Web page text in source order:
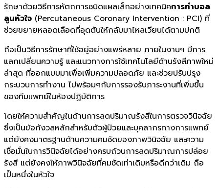
รักษาด้วยวิธีการหัตถการชนิดแผลเล็กอย่างเทคนิคการทำบอล
ลูนหัวใจ (Percutaneous Coronary Intervention : PCI) ที่
ช่วยขยายหลอดเลือดที่อุดตันให้กลับมาไหลเวียนได้ตามปกติ
ถือเป็นวิธีการรักษาที่ใช้อยู่อย่างแพร่หลาย ภายในงานฯ มีการ
แลกเปลี่ยนความรู้ และแนวทางการใช้เทคโนโลยีด้านรังสีภาพใหม่
ล่าสุด ที่ออกแบบมาเพื่อเพิ่มความปลอดภัย และช่วยปรับปรุง
กระบวนการทำงาน ไปพร้อมๆกับการรองรับภาระงานที่เพิ่มขึ้น
ของทีมแพทย์ในห้องปฏิบัติการ
โดยให้ความสำคัญในด้านการลดปริมาณรังสีในการตรวจวินิจฉัย
ซึ่งเป็นข้อกังวลหลักสำหรับตัวผู้ป่วยและบุคลากรทางการแพทย์
แต่ยังคงมาตรฐานด้านความคมชัดของภาพวินิจฉัย และความ
เชื่อมั่นในการวินิจฉัยได้อย่างครบถ้วนการลดปริมาณการปล่อย
รังสี แต่ยังคงให้ภาพวินิจฉัยที่คมชัดเท่าเดิมหรือดีกว่าเดิม ถือ
เป็นหนึ่งในหัวใจ